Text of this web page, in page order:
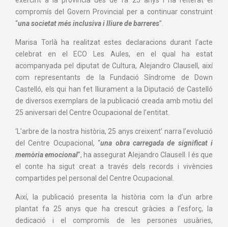
compromís del Govern Provincial per a continuar construint
“una societat més inclusiva i lliure de barreres”.
Marisa Torlà ha realitzat estes declaracions durant l’acte
celebrat en el ECO Les Aules, en el qual ha estat
acompanyada pel diputat de Cultura, Alejandro Clausell, així
com representants de la Fundació Síndrome de Down
Castelló, els qui han fet lliurament a la Diputació de Castelló
de diversos exemplars de la publicació creada amb motiu del
25 aniversari del Centre Ocupacional de l’entitat.
‘ L’arbre de la nostra història, 25 anys creixent’ narra l’evolució
del Centre Ocupacional, “una obra carregada de significat i
memòria emocional”, ha assegurat Alejandro Clausell. I és que
el conte ha sigut creat a través dels records i vivències
compartides pel personal del Centre Ocupacional.
Així, la publicació presenta la història com la d’un arbre
plantat fa 25 anys que ha crescut gràcies a l’esforç, la
dedicació i el compromís de les persones usuàries,